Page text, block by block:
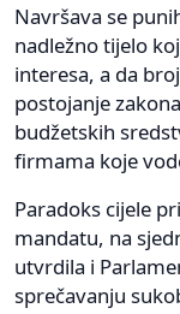
Navršava se
nadležno tijelo
interesa, a da
postojanje
budžetskih
firmama koje
Paradoks cijele
mandatu, na
utvrdila i
sprečavanju